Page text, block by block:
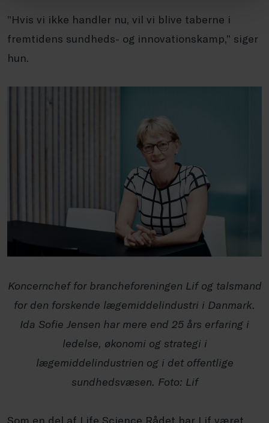
”Hvis vi ikke handler nu, vil vi blive taberne i
fremtidens sundheds- og innovationskamp,” siger
hun.
Koncernchef for brancheforeningen Lif og talsmand
for den forskende lægemiddelindustri i Danmark.
Ida Sofie Jensen har mere end 25 års erfaring i
ledelse, økonomi og strategi i
lægemiddelindustrien og i det offentlige
sundhedsvæsen. Foto: Lif
Som en del af Life Science Rådet har Lif været